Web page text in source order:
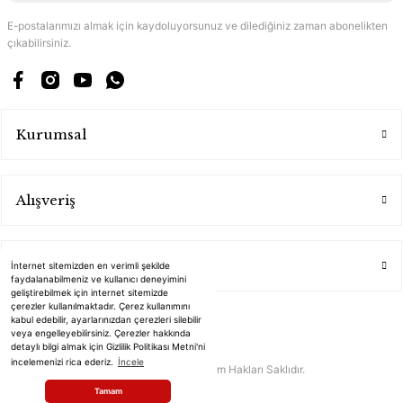
İnternet sitemizden en verimli şekilde
faydalanabilmeniz ve kullanıcı deneyimini
geliştirebilmek için internet sitemizde
çerezler kullanılmaktadır. Çerez kullanımını
kabul edebilir, ayarlarınızdan çerezleri silebilir
veya engelleyebilirsiniz. Çerezler hakkında
detaylı bilgi almak için Gizlilik Politikası Metni'ni
incelemenizi rica ederiz. İncele
Tamam
E-postalarımızı almak için kaydoluyorsunuz ve dilediğiniz zaman abonelikten
çıkabilirsiniz.
Kurumsal
Alışveriş
Üyelik
2020 Revna Online - Tüm Hakları Saklıdır.